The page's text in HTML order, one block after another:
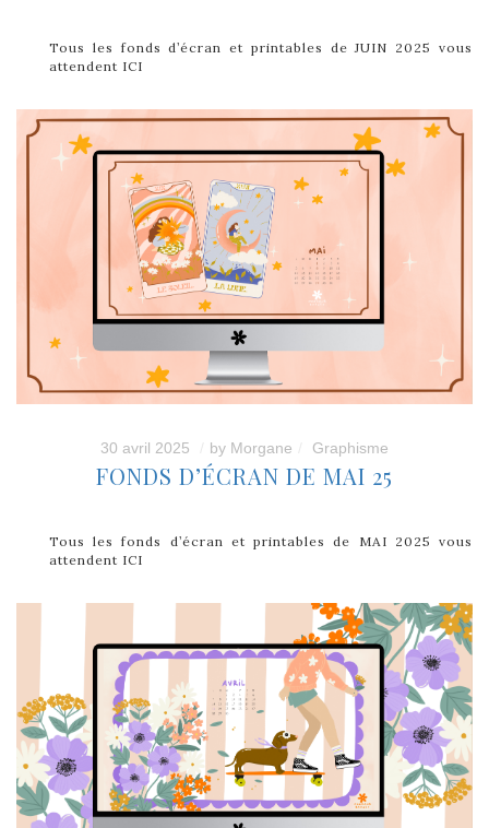
Tous les fonds d’écran et printables de JUIN 2025 vous
attendent ICI
30 avril 2025 by Morgane Graphisme
FONDS D’ÉCRAN DE MAI 25
Tous les fonds d’écran et printables de MAI 2025 vous
attendent ICI